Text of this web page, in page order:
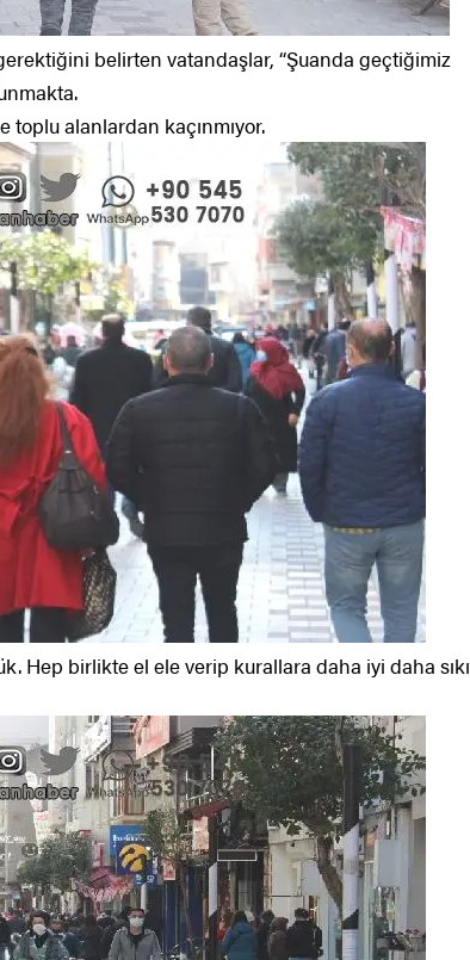
belirten vatandaşlar, “Şuanda geçtiğimiz
toplu alanlardan kaçınmıyor.
Hep birlikte el ele verip kurallara daha iyi daha sıkı